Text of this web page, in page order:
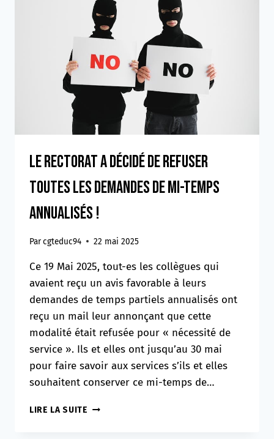
Le rectorat a décidé de refuser
toutes les demandes de mi-temps
annualisés !
Parcgteduc94 22 mai 2025
Ce 19 Mai 2025, tout-es les collègues qui
avaient reçu un avis favorable à leurs
demandes de temps partiels annualisés ont
reçu un mail leur annonçant que cette
modalité était refusée pour « nécessité de
service ». Ils et elles ont jusqu’au 30 mai
pour faire savoir aux services s’ils et elles
souhaitent conserver ce mi-temps de…
LIRE LA SUITE LE